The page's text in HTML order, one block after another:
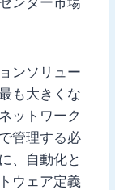
ンソリュー
も大きくな
ットワーク
管理する必
、自動化と
ウェア定義